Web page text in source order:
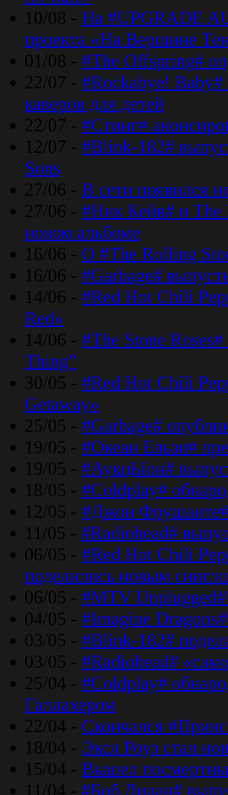
10/08 - На #UPGRADE
проекта «На Вершине
01/08 - #The Offspring#
22/07 - #Rockabye!
каверов для детей
22/07 - #Стинг#
12/07 - #Blink-182#
Sons
27/06 - В сети появился
27/06 - #Ник Кейв# и The
новом альбоме
16/06 - О #The Rolling
16/06 - #Garbage#
14/06 - #Red Hot Chili
Red»
14/06 - #The Stone
Thing”
30/05 - #Red Hot Chili
Getaway»
25/05 - #Garbage#
19/05 - #Океан Ельзи#
19/05 - #АукцЫон#
18/05 - #Coldplay#
12/05 - #Джон
11/05 - #Radiohead#
06/05 - #Red Hot Chili
поделились новым
06/05 - #MTV Unplugged#
04/05 - #Imagine
03/05 - #Blink-182#
03/05 - #Radiohead#
25/04 - #Coldplay#
Галлахером
22/04 - Скончался
18/04 - Эксл Роуз стал
15/04 - Вышел
11/04 - #Боб Дилан#